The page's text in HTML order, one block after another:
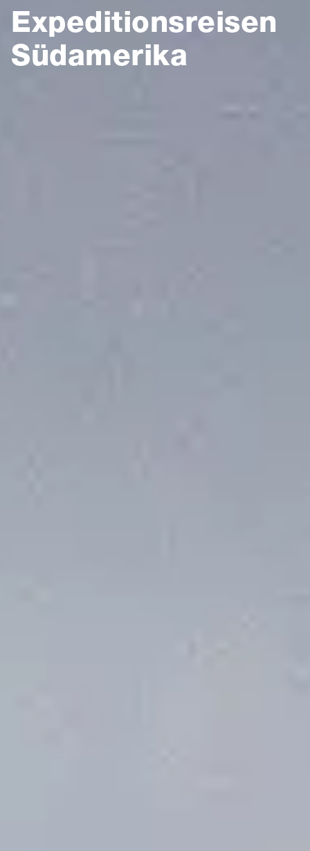
Expeditionsreisen
Südamerika